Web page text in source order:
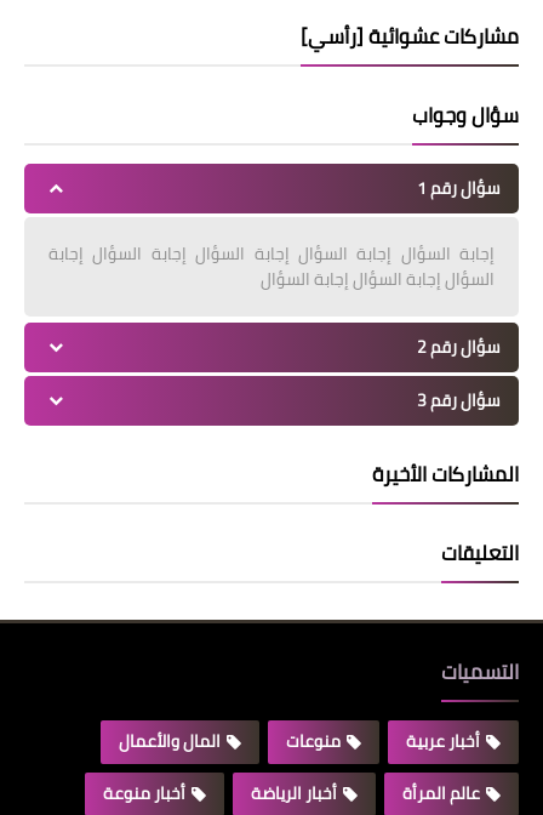
مشاركات عشوائية [رأسي]
سؤال وجواب
سؤال رقم 1
إجابة السؤال إجابة السؤال إجابة السؤال إجابة السؤال إجابة
السؤال إجابة السؤال إجابة السؤال
سؤال رقم 2
سؤال رقم 3
المشاركات الأخيرة
التعليقات
التسميات
أخبار عربية منوعات
المال والأعمال
عالم المرأة
أخبار الرياضة
أخبار منوعة